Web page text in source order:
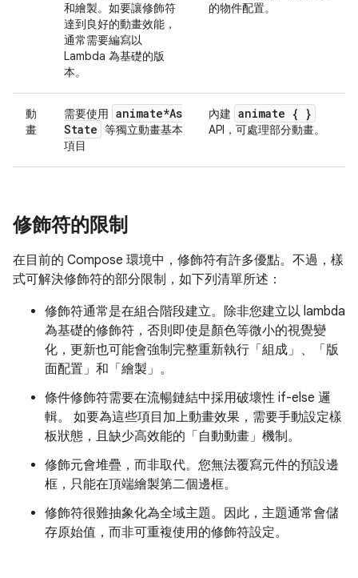
和繪製。如要讓修飾符
達到良好的動畫效能，
通常需要編寫以
Lambda 為基礎的版
本。
的物件配置。
動
畫
需要使用 animate*As
State 等獨立動畫基本
項目
內建 animate { }
API，可處理部分動畫。
修飾符的限制
在目前的 Compose 環境中，修飾符有許多優點。不過，樣
式可解決修飾符的部分限制，如下列清單所述：
修飾符通常是在組合階段建立。除非您建立以 lambda
為基礎的修飾符，否則即使是顏色等微小的視覺變
化，更新也可能會強制完整重新執行「組成」、「版
面配置」和「繪製」。
條件修飾符需要在流暢鏈結中採用破壞性 if-else 邏
輯。 如要為這些項目加上動畫效果，需要手動設定樣
板狀態，且缺少高效能的「自動動畫」機制。
修飾元會堆疊，而非取代。您無法覆寫元件的預設邊
框，只能在頂端繪製第二個邊框。
修飾符很難抽象化為全域主題。因此，主題通常會儲
存原始值，而非可重複使用的修飾符設定。